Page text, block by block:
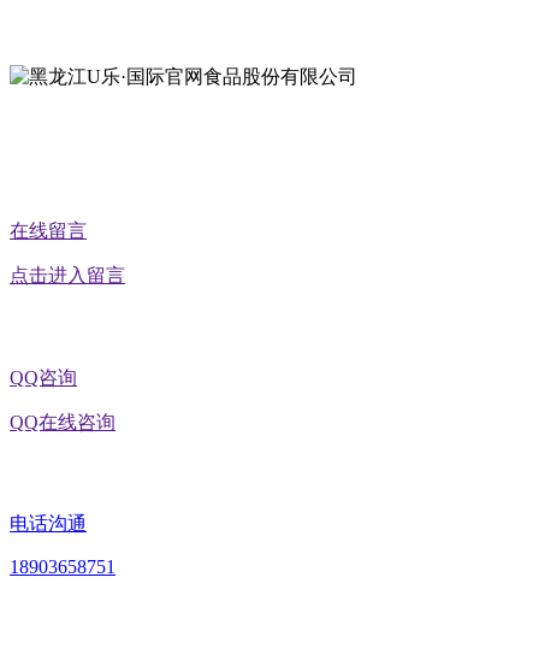
在线留言
点击进入留言
QQ咨询
QQ在线咨询
电话沟通
18903658751